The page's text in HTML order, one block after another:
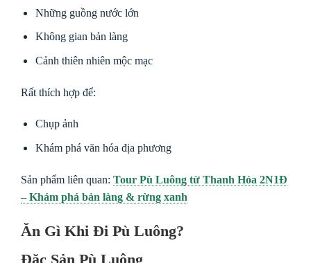
Những guồng nước lớn
Không gian bản làng
Cảnh thiên nhiên mộc mạc
Rất thích hợp để:
Chụp ảnh
Khám phá văn hóa địa phương
Sản phẩm liên quan: Tour Pù Luông từ Thanh Hóa 2N1Đ
– Khám phá bản làng & rừng xanh
Ăn Gì Khi Đi Pù Luông?
Đặc Sản Pù Luông